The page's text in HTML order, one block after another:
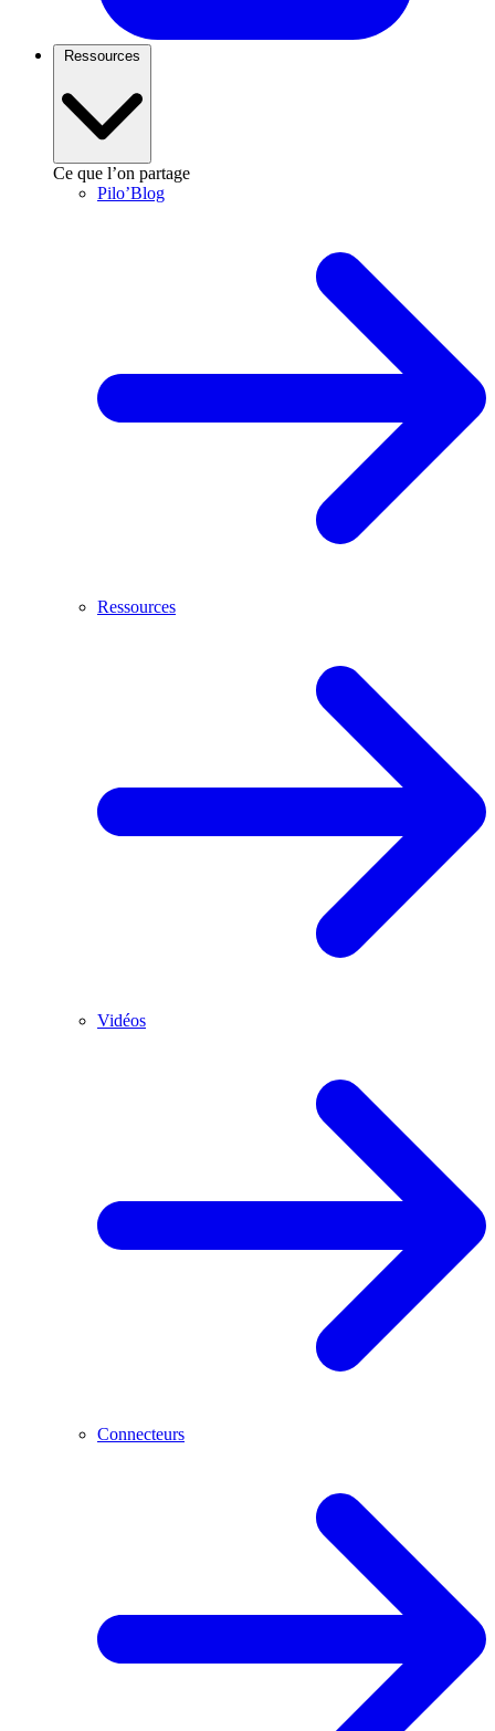
Ressources
Ce que l’on partage
Pilo’Blog
Ressources
Vidéos
Connecteurs